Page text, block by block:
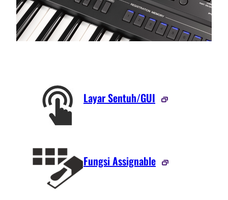
Layar Sentuh/GUI
Fungsi Assignable